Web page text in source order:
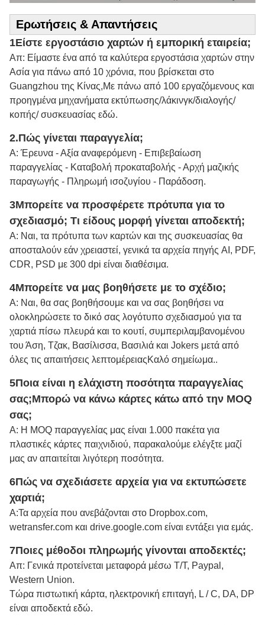
Ερωτήσεις & Απαντήσεις
1Είστε εργοστάσιο χαρτών ή εμπορική εταιρεία;
Απ: Είμαστε ένα από τα καλύτερα εργοστάσια χαρτών στην
Ασία για πάνω από 10 χρόνια, που βρίσκεται στο
Guangzhou της Κίνας,Με πάνω από 100 εργαζόμενους και
προηγμένα μηχανήματα εκτύπωσης/λάκινγκ/διαλογής/
κοπής/ συσκευασίας εδώ.
2.Πώς γίνεται παραγγελία;
Α: Έρευνα - Αξία αναφερόμενη - Επιβεβαίωση
παραγγελίας - Καταβολή προκαταβολής - Αρχή μαζικής
παραγωγής - Πληρωμή ισοζυγίου - Παράδοση.
3Μπορείτε να προσφέρετε πρότυπα για το
σχεδιασμό; Τι είδους μορφή γίνεται αποδεκτή;
Α: Ναι, τα πρότυπα των καρτών και της συσκευασίας θα
αποσταλούν εάν χρειαστεί, γενικά τα αρχεία πηγής AI, PDF,
CDR, PSD με 300 dpi είναι διαθέσιμα.
4Μπορείτε να μας βοηθήσετε με το σχέδιο;
Α: Ναι, θα σας βοηθήσουμε και να σας βοηθήσει να
ολοκληρώσετε το δικό σας λογότυπο σχεδιασμού για τα
χαρτιά πίσω πλευρά και το κουτί, συμπεριλαμβανομένου
του Άση, Τζακ, Βασίλισσα, Βασιλιά και Jokers μετά από
όλες τις απαιτήσεις λεπτομέρειαςΚαλό σημείωμα..
5Ποια είναι η ελάχιστη ποσότητα παραγγελίας
σας;Μπορώ να κάνω κάρτες κάτω από την MOQ
σας;
Α: Η MOQ παραγγελίας μας είναι 1.000 πακέτα για
πλαστικές κάρτες παιχνιδιού, παρακαλούμε ελέγξτε μαζί
μας αν απαιτείται λιγότερη ποσότητα.
6Πώς να σχεδιάσετε αρχεία για να εκτυπώσετε
χαρτιά;
Α:Τα αρχεία που ανεβάζονται στο Dropbox.com,
wetransfer.com και drive.google.com είναι εντάξει για εμάς.
7Ποιες μέθοδοι πληρωμής γίνονται αποδεκτές;
Απ: Γενικά προτείνεται μεταφορά μέσω Τ/Τ, Paypal,
Western Union.
Τώρα πιστωτική κάρτα, ηλεκτρονική επιταγή, L / C, DA, DP
είναι αποδεκτά εδώ.